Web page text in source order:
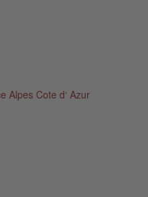
Alpes Cote d‘ Azur